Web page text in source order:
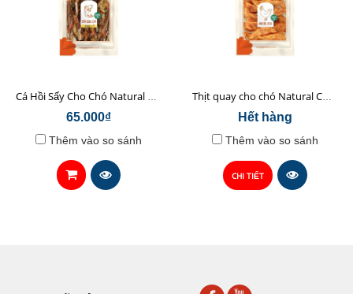
Cá Hồi Sấy Cho Chó Natural Core 45gr
65.000₫
Thêm vào so sánh
Thịt quay cho chó Natural Core 70g
Hết hàng
Thêm vào so sánh
CHI TIẾT